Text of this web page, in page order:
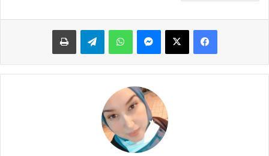
ماسنجر واتساب تيلقرام طباعة